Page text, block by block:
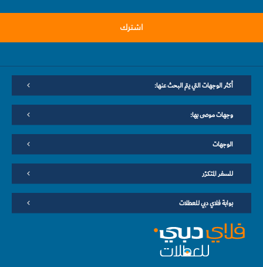
اشترك
أكثر الوجهات التي يتم البحث عنها:
وجهات موصى بها:
الوجهات
للسفر المتكرّر
بوابة فلاي دبي للعطلات